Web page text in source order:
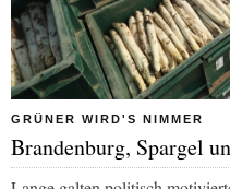
GRÜNER WIRD'S NIMMER
Brandenburg, Spargel